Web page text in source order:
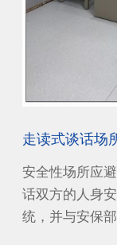
走读式谈话场
安全性场所应
话双方的人身
统，并与安保